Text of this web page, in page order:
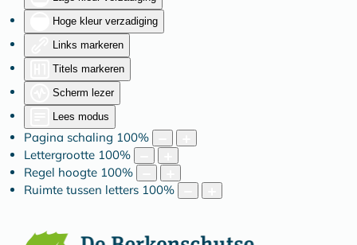
Hoge kleur verzadiging
Links markeren
Titels markeren
Scherm lezer
Lees modus
Pagina schaling 100%
Lettergrootte 100%
Regel hoogte 100%
Ruimte tussen letters 100%